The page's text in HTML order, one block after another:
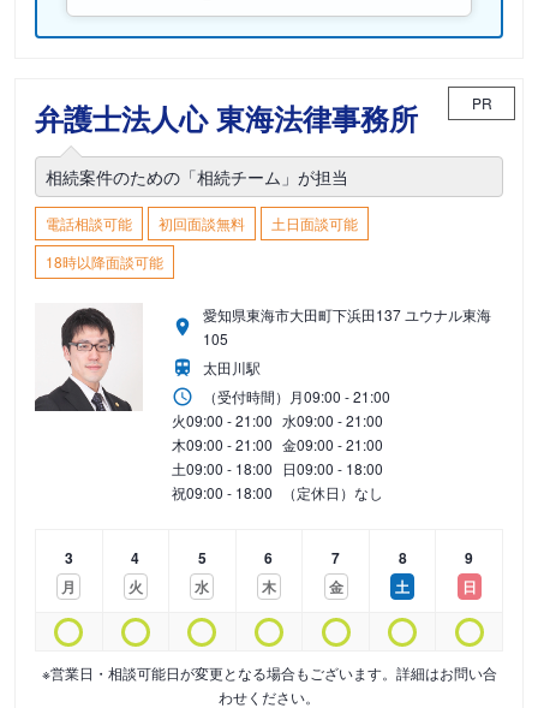
弁護士法人心 東海法律事務所 PR
相続案件のための「相続チーム」が担当
電話相談可能 初回面談無料
土日面談可能
18時以降面談可能
愛知県東海市大田町下浜田137 ユウナル東海
105
太田川駅
（受付時間） 月09:00 - 21:00
火09:00 - 21:00 水09:00 - 21:00
木09:00 - 21:00 金09:00 - 21:00
土09:00 - 18:00 日09:00 - 18:00
祝09:00 - 18:00 （定休日）なし
3
月
4
火
5
水
6
木
7
金
8
土
9
日
※営業日・相談可能日が変更となる場合もございます。詳細はお問い合
わせください。